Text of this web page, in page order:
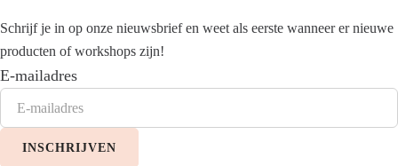
Schrijf je in op onze nieuwsbrief en weet als eerste wanneer er nieuwe
producten of workshops zijn!
E-mailadres
INSCHRIJVEN